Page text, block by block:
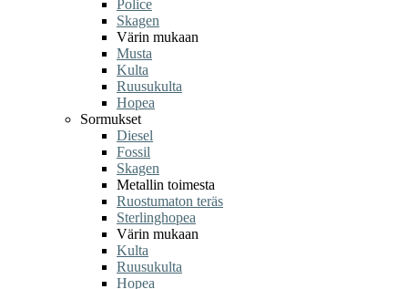
Police
Skagen
Värin mukaan
Musta
Kulta
Ruusukulta
Hopea
Sormukset
Diesel
Fossil
Skagen
Metallin toimesta
Ruostumaton teräs
Sterlinghopea
Värin mukaan
Kulta
Ruusukulta
Hopea